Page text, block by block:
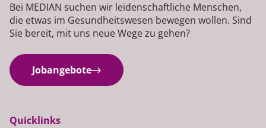
Bei MEDIAN suchen wir leidenschaftliche Menschen,
die etwas im Gesundheitswesen bewegen wollen. Sind
Sie bereit, mit uns neue Wege zu gehen?
Jobangebote
Quicklinks